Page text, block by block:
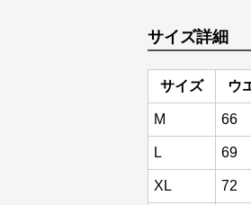
サイズ詳細
サイズ ウ
M 66
L 69
XL 72